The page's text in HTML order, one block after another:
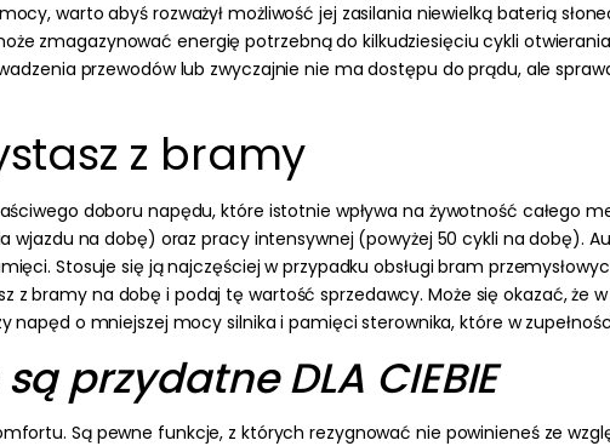
warto abyś rozważył możliwość jej zasilania niewielką baterią
zmagazynować energię potrzebną do kilkudziesięciu cykli
przewodów lub zwyczajnie nie ma dostępu do prądu, ale
z bramy
doboru napędu, które istotnie wpływa na żywotność całego
na dobę) oraz pracy intensywnej (powyżej 50 cykli na dobę).
Stosuje się ją najczęściej w przypadku obsługi bram
z bramy na dobę i podaj tę wartość sprzedawcy. Może się okazać, że
napęd o mniejszej mocy silnika i pamięci sterownika, które w
przydatne DLA CIEBIE
Są pewne funkcje, z których rezygnować nie powinieneś ze